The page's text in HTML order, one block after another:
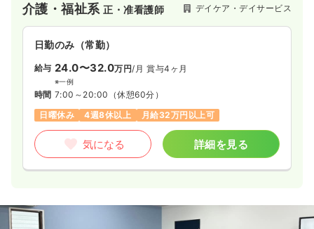
介護・福祉系正・准看護師 デイケア・デイサービス
日勤のみ（常勤）
給与 24.0〜32.0万円/月 賞与4ヶ月
※一例
時間 7:00～20:00 （休憩60分）
日曜休み
4週8休以上 月給32万円以上可
気になる 詳細を見る